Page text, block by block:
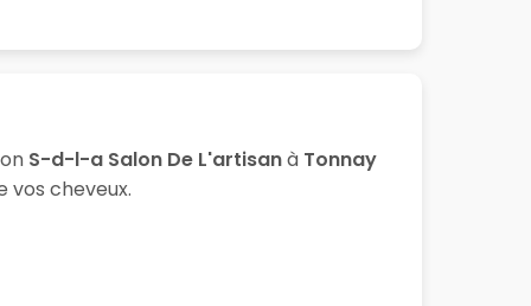
S-d-l-a Salon De L'artisanà Tonnay
vos cheveux.